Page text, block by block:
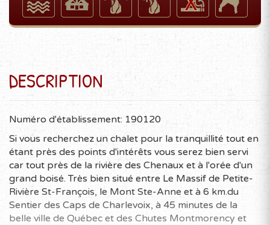
DESCRIPTION
Numéro d'établissement: 190120
Si vous recherchez un chalet pour la tranquillité tout en
étant près des points d'intérêts vous serez bien servi
car tout près de la rivière des Chenaux et à l'orée d'un
grand boisé. Très bien situé entre Le Massif de Petite-
Rivière St-François, le Mont Ste-Anne et à 6 km.du
Sentier des Caps de Charlevoix, à 45 minutes de la
belle ville de Québec et des Chutes Montmorency et